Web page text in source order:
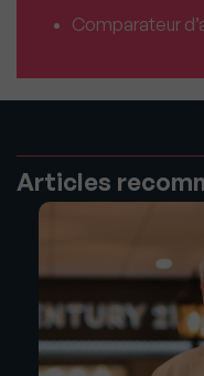
Comparateur
Articles